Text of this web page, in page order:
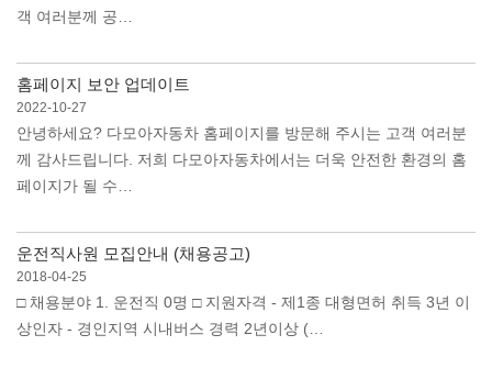
객 여러분께 공…
홈페이지 보안 업데이트
2022-10-27
안녕하세요? 다모아자동차 홈페이지를 방문해 주시는 고객 여러분
께 감사드립니다. 저희 다모아자동차에서는 더욱 안전한 환경의 홈
페이지가 될 수…
운전직사원 모집안내 (채용공고)
2018-04-25
□ 채용분야 1. 운전직 0명 □ 지원자격 - 제1종 대형면허 취득 3년 이
상인자 - 경인지역 시내버스 경력 2년이상 (…